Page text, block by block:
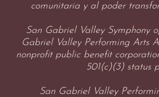
comunitaria y al poder
San Gabriel Valley Symphony
Gabriel Valley Performing Arts
nonprofit public benefit
501(c)(3) status
San Gabriel Valley